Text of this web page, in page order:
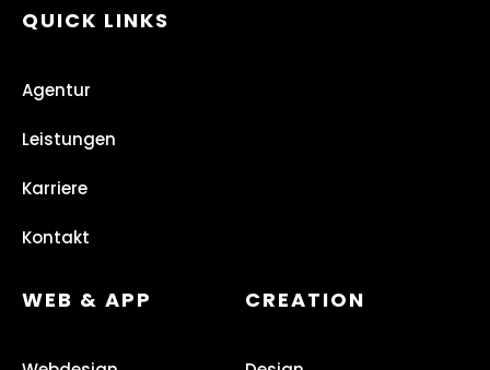
QUICK LINKS
Agentur
Leistungen
Karriere
Kontakt
WEB & APP CREATION